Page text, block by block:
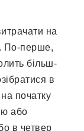
на
По-перше,
більш-
в
початку
або
в четвер